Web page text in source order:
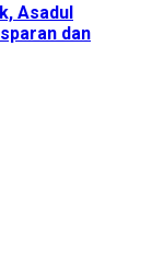
Asadul
dan